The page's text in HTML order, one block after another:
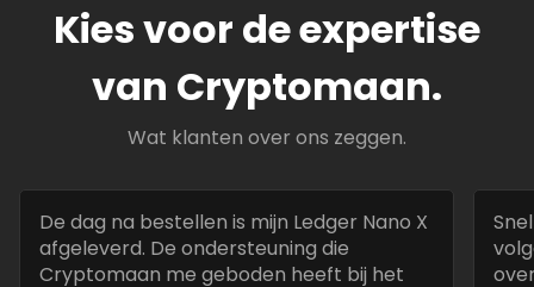
Kies voor de expertise
van Cryptomaan.
Wat klanten over ons zeggen.
De dag na bestellen is mijn Ledger Nano X
afgeleverd. De ondersteuning die
Cryptomaan me geboden heeft bij het